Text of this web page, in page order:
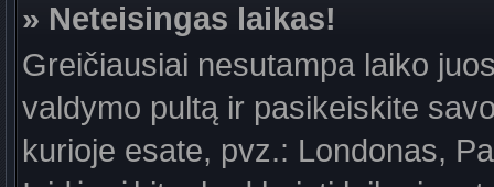
» Neteisingas laikas!
Greičiausiai nesutampa laiko
valdymo pultą ir pasikeiskite
kurioje esate, pvz.: Londonas,